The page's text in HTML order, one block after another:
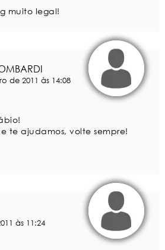
muito legal!
de 2011 às 14:08
te ajudamos, volte sempre!
às 11:24